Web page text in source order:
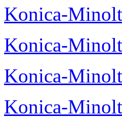
Konica-
Konica-
Konica-
Konica-